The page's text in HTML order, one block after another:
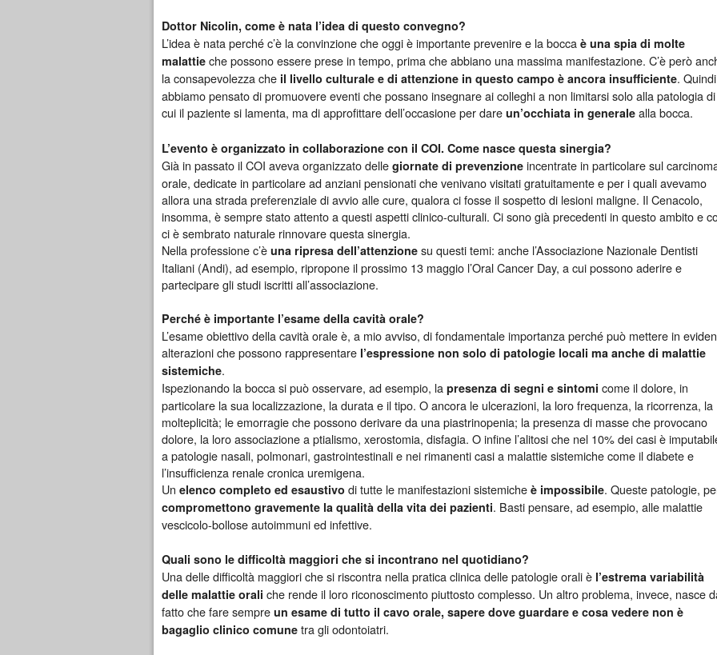
Dottor Nicolin, come è nata l’idea di questo convegno?
L’idea è nata perché c’è la convinzione che oggi è importante prevenire e la bocca è una spia di molte
malattie che possono essere prese in tempo, prima che abbiano una massima manifestazione. C’è però
la consapevolezza che il livello culturale e di attenzione in questo campo è ancora insufficiente. Quindi
abbiamo pensato di promuovere eventi che possano insegnare ai colleghi a non limitarsi solo alla patologia di
cui il paziente si lamenta, ma di approfittare dell’occasione per dare un’occhiata in generale alla bocca.
L’evento è organizzato in collaborazione con il COI. Come nasce questa sinergia?
Già in passato il COI aveva organizzato delle giornate di prevenzione incentrate in particolare sul
orale, dedicate in particolare ad anziani pensionati che venivano visitati gratuitamente e per i quali avevamo
allora una strada preferenziale di avvio alle cure, qualora ci fosse il sospetto di lesioni maligne. Il Cenacolo,
insomma, è sempre stato attento a questi aspetti clinico-culturali. Ci sono già precedenti in questo ambito e
ci è sembrato naturale rinnovare questa sinergia.
Nella professione c’è una ripresa dell’attenzione su questi temi: anche l’Associazione Nazionale Dentisti
Italiani (Andi), ad esempio, ripropone il prossimo 13 maggio l’Oral Cancer Day, a cui possono aderire e
partecipare gli studi iscritti all’associazione.
Perché è importante l’esame della cavità orale?
L’esame obiettivo della cavità orale è, a mio avviso, di fondamentale importanza perché può mettere in
alterazioni che possono rappresentare l’espressione non solo di patologie locali ma anche di malattie
sistemiche.
Ispezionando la bocca si può osservare, ad esempio, la presenza di segni e sintomi come il dolore, in
particolare la sua localizzazione, la durata e il tipo. O ancora le ulcerazioni, la loro frequenza, la ricorrenza, la
molteplicità; le emorragie che possono derivare da una piastrinopenia; la presenza di masse che provocano
dolore, la loro associazione a ptialismo, xerostomia, disfagia. O infine l’alitosi che nel 10% dei casi è
a patologie nasali, polmonari, gastrointestinali e nei rimanenti casi a malattie sistemiche come il diabete e
l’insufficienza renale cronica uremigena.
Un elenco completo ed esaustivo di tutte le manifestazioni sistemiche è impossibile. Queste patologie,
compromettono gravemente la qualità della vita dei pazienti. Basti pensare, ad esempio, alle malattie
vescicolo-bollose autoimmuni ed infettive.
Quali sono le difficoltà maggiori che si incontrano nel quotidiano?
Una delle difficoltà maggiori che si riscontra nella pratica clinica delle patologie orali è l’estrema variabilità
delle malattie orali che rende il loro riconoscimento piuttosto complesso. Un altro problema, invece, nasce
fatto che fare sempre un esame di tutto il cavo orale, sapere dove guardare e cosa vedere non è
bagaglio clinico comune tra gli odontoiatri.